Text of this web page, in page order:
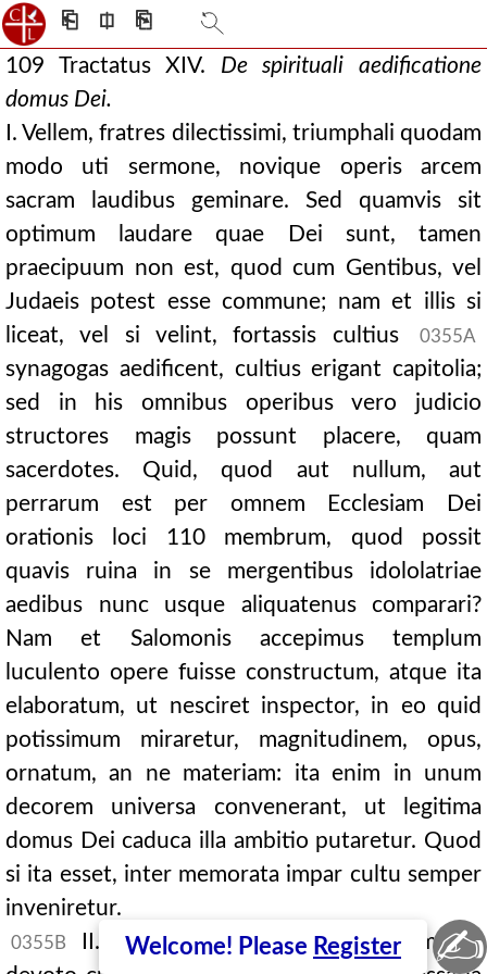
⎗ ⎅ ⎘
109 Tractatus XIV. De
spirituali aedificatione
domus Dei.
I. Vellem, fratres dilectissimi, triumphali quodam
modo uti sermone, novique operis arcem
sacram laudibus geminare. Sed quamvis sit
optimum laudare quae Dei sunt, tamen
praecipuum non est, quod cum Gentibus, vel
Judaeis potest esse commune; nam et illis si
liceat, vel si velint, fortassis cultius
0355A
synagogas aedificent, cultius erigant capitolia;
sed in his omnibus operibus vero judicio
structores magis possunt placere, quam
sacerdotes. Quid, quod aut nullum, aut
perrarum est per omnem Ecclesiam Dei
orationis loci 110 membrum, quod possit
quavis ruina in se mergentibus idololatriae
aedibus nunc usque aliquatenus comparari?
Nam et Salomonis accepimus templum
luculento opere fuisse constructum, atque ita
elaboratum, ut nesciret inspector, in eo quid
potissimum miraretur, magnitudinem, opus,
ornatum, an ne materiam: ita enim in unum
decorem universa convenerant, ut legitima
domus Dei caduca illa ambitio putaretur. Quod
si ita esset, inter memorata impar cultu semper
inveniretur.
0355B
II. Sed haec saecularia sine legitimo ac
Welcome! Please Register ✍